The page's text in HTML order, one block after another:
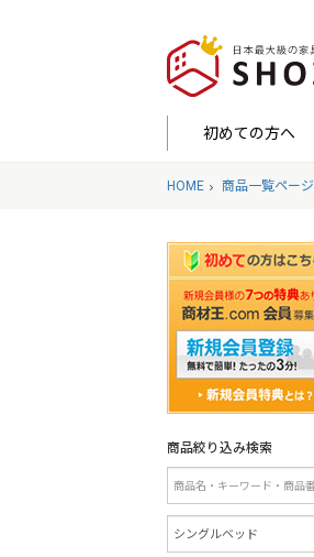
初めての方へ
HOME 商品一覧ページ
商品絞り込み検索